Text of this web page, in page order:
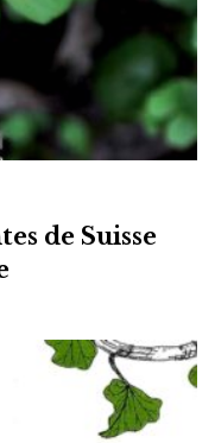
de Suisse